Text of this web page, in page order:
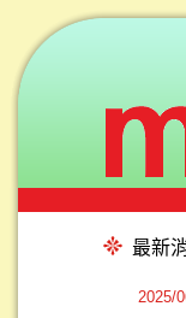
最新
2025/